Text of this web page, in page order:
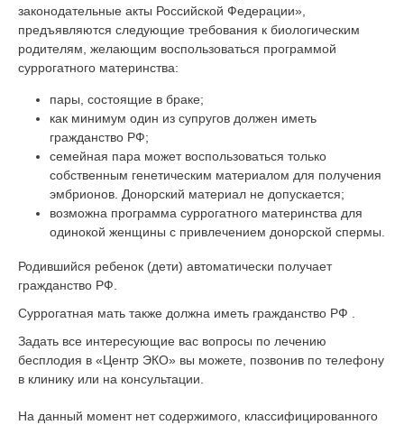
законодательные акты Российской Федерации»,
предъявляются следующие требования к биологическим
родителям, желающим воспользоваться программой
суррогатного материнства:
пары, состоящие в браке;
как минимум один из супругов должен иметь
гражданство РФ;
семейная пара может воспользоваться только
собственным генетическим материалом для получения
эмбрионов. Донорский материал не допускается;
возможна программа суррогатного материнства для
одинокой женщины с привлечением донорской спермы.
Родившийся ребенок (дети) автоматически получает
гражданство РФ.
Суррогатная мать также должна иметь гражданство РФ .
Задать все интересующие вас вопросы по лечению
бесплодия в «Центр ЭКО» вы можете, позвонив по телефону
в клинику или на консультации.
На данный момент нет содержимого, классифицированного